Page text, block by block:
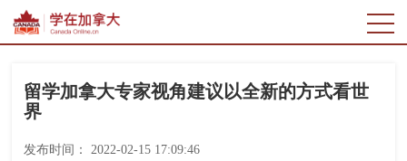
留学加拿大专家视角建议以全新的方式看世
界
发布时间： 2022-02-15 17:09:46